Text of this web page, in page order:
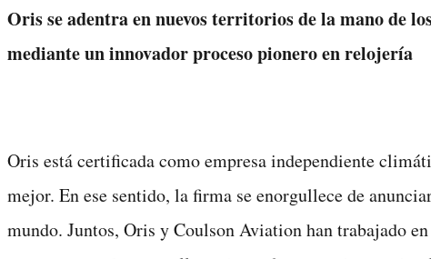
Oris se adentra en nuevos territorios de la mano de
mediante un innovador proceso pionero en relojería
Oris está certificada como empresa independiente
mejor. En ese sentido, la firma se enorgullece de
mundo. Juntos, Oris y Coulson Aviation han trabajado